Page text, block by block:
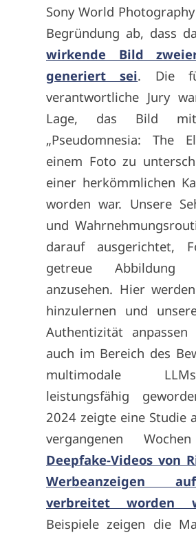
Sony World
Begründung ab, dass
wirkende Bild
generiert sei. Die
verantwortliche Jury
Lage, das Bild
„Pseudomnesia: The
einem Foto zu
einer herkömmlichen
worden war. Unsere
und
darauf ausgerichtet,
getreue Abbildung
anzusehen. Hier
hinzulernen und
Authentizität anpassen
auch im Bereich des
multimodale
leistungsfähig
2024 zeigte eine Studie
vergangenen
Deepfake-Videos von
Werbeanzeigen
verbreitet worden
Beispiele zeigen die